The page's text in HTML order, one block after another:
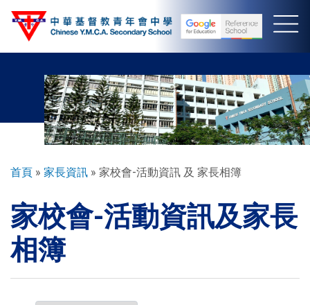
導
連
結
首頁 家長資訊 家校會-活動資訊 及 家長相簿
家校會-活動資訊及家長
相簿